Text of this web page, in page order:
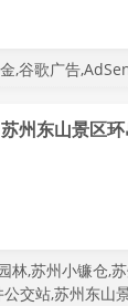
,谷歌广告
苏州东山景区
林,苏州小镰仓,
公交站,苏州东山